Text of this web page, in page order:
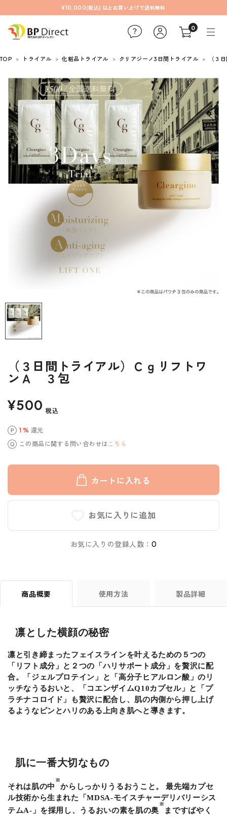
¥10,000(税込) 以上お買い上げで送料無料
0
TOP トライアル 化粧品トライアル クリアジーノ3日間トライアル （３
（３日間トライアル）Ｃｇリフトワ
ンＡ ３包
¥500 税込
1 % 還元
この商品に関する問い合わせは こちら
カートに入れる
お気に入りに追加
お気に入りの登録人数： 0
商品概要 使用方法 製品詳細
凛とした横顔の秘密
凛と引き締まったフェイスラインを叶えるための５つの
「リフト成分」と２つの「ハリサポート成分」を贅沢に配
合。「ジェルプロテイン」と「高分子ヒアルロン酸」のリ
ッチなうるおいと、「コエンザイムQ10カプセル」と「プ
ラチナコロイド」も贅沢に配合し、肌の内側から押し上げ
るようなピンとハリのある上向き肌へと導きます。
肌に一番大切なもの
それは肌の中
※
からしっかりうるおうこと。 最先端カプセ
ル技術から生まれた「MDSA-モイスチャーデリバリーシス
テムA-」を採用し、うるおいの素を肌の奥
※
まですばやく